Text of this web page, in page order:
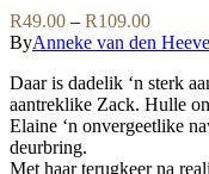
be
chosen
on
the
product
page
variants.
The
options
may
be
chosen
on
the
R49.00 – R109.00Price
range:
through
ByAnneke van den
Daar is dadelik ‘n sterk
aantreklike Zack. Hulle
Elaine ‘n onvergeetlike
deurbring.
Met haar terugkeer na